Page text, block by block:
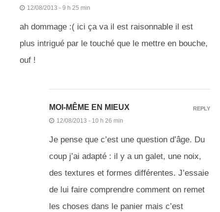
12/08/2013 - 9 h 25 min
ah dommage :( ici ça va il est raisonnable il est
plus intrigué par le touché que le mettre en bouche,
ouf !
MOI-MÊME EN MIEUX
12/08/2013 - 10 h 26 min
Je pense que c’est une question d’âge. Du
coup j’ai adapté : il y a un galet, une noix,
des textures et formes différentes. J’essaie
de lui faire comprendre comment on remet
les choses dans le panier mais c’est
REPLY